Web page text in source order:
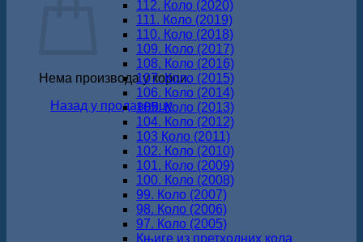
Нема производа у корпи.
Назад у продавницу
112. Коло (2020)
111. Коло (2019)
110. Коло (2018)
109. Коло (2017)
108. Коло (2016)
107. Коло (2015)
106. Коло (2014)
105. Коло (2013)
104. Коло (2012)
103 Коло (2011)
102. Коло (2010)
101. Коло (2009)
100. Коло (2008)
99. Коло (2007)
98. Коло (2006)
97. Коло (2005)
Књиге из претходних кола